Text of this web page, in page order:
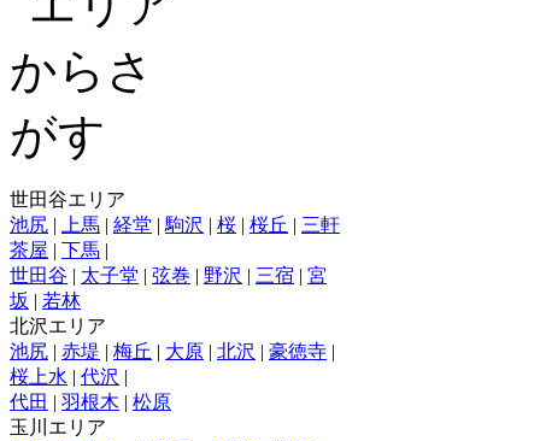
世田谷エリア
池尻 | 上馬 | 経堂 | 駒沢 | 桜 | 桜丘 | 三軒
茶屋 | 下馬 |
世田谷 | 太子堂 | 弦巻 | 野沢 | 三宿 | 宮
坂 | 若林
北沢エリア
池尻 | 赤堤 | 梅丘 | 大原 | 北沢 | 豪徳寺 |
桜上水 | 代沢 |
代田 | 羽根木 | 松原
玉川エリア